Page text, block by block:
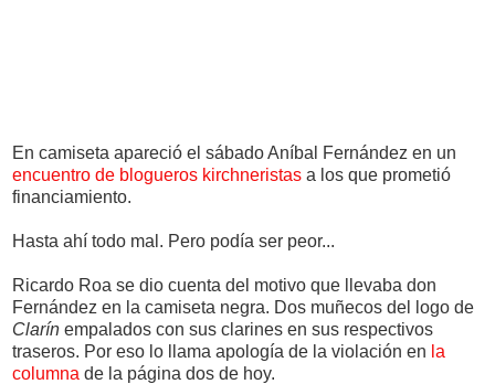
En camiseta apareció el sábado Aníbal Fernández en un
encuentro de blogueros kirchneristas a los que prometió
financiamiento.
Hasta ahí todo mal. Pero podía ser peor...
Ricardo Roa se dio cuenta del motivo que llevaba don
Fernández en la camiseta negra. Dos muñecos del logo de
Clarín empalados con sus clarines en sus respectivos
traseros. Por eso lo llama apología de la violación en la
columna de la página dos de hoy.